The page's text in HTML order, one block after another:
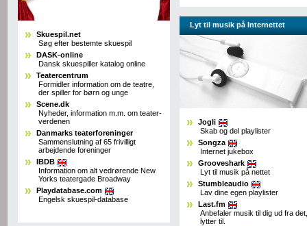
Skuespil.net
Søg efter bestemte skuespil
DASK-online
Dansk skuespiller katalog online
Teatercentrum
Formidler information om de teatre,
der spiller for børn og unge
Scene.dk
Nyheder, information m.m. om teater-
verdenen
Danmarks teaterforeninger
Sammenslutning af 65 frivilligt
arbejdende foreninger
IBDB
Information om alt vedrørende New
Yorks teatergade Broadway
Playdatabase.com
Engelsk skuespil-database
Lyt til musik på Internettet
Jogli
Skab og del playlister
Songza
Internet jukebox
Grooveshark
Lyt til musik på nettet
Stumbleaudio
Lav dine egen playlister
Last.fm
Anbefaler musik til dig ud fra
lytter til.